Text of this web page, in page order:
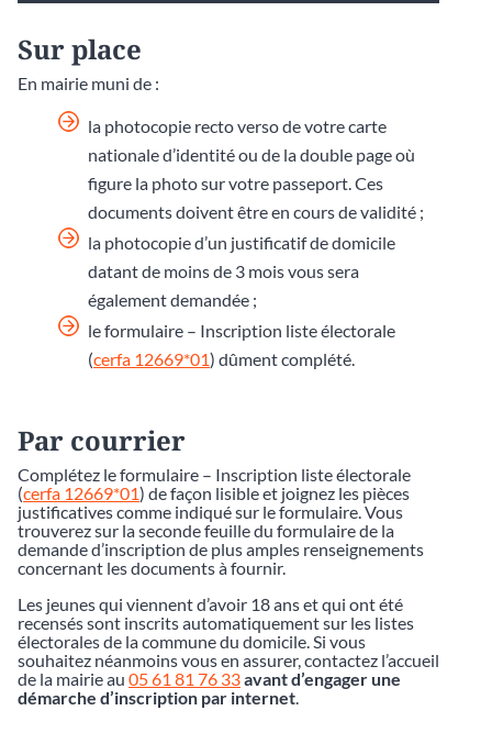
Sur place
En mairie muni de :
la photocopie recto verso de votre carte
nationale d’identité ou de la double page où
figure la photo sur votre passeport. Ces
documents doivent être en cours de validité ;
la photocopie d’un justificatif de domicile
datant de moins de 3 mois vous sera
également demandée ;
le formulaire – Inscription liste électorale
(cerfa 12669*01) dûment complété.
Par courrier
Complétez le formulaire – Inscription liste électorale
(cerfa 12669*01) de façon lisible et joignez les pièces
justificatives comme indiqué sur le formulaire. Vous
trouverez sur la seconde feuille du formulaire de la
demande d’inscription de plus amples renseignements
concernant les documents à fournir.
Les jeunes qui viennent d’avoir 18 ans et qui ont été
recensés sont inscrits automatiquement sur les listes
électorales de la commune du domicile. Si vous
souhaitez néanmoins vous en assurer, contactez l’accueil
de la mairie au 05 61 81 76 33avant d’engager une
démarche d’inscription par internet